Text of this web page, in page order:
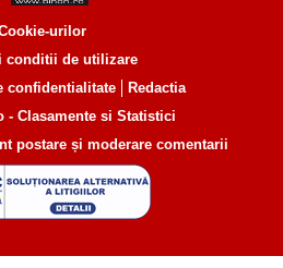
urilor
conditii de utilizare
confidentialitate
Redactia
postare și moderare comentarii